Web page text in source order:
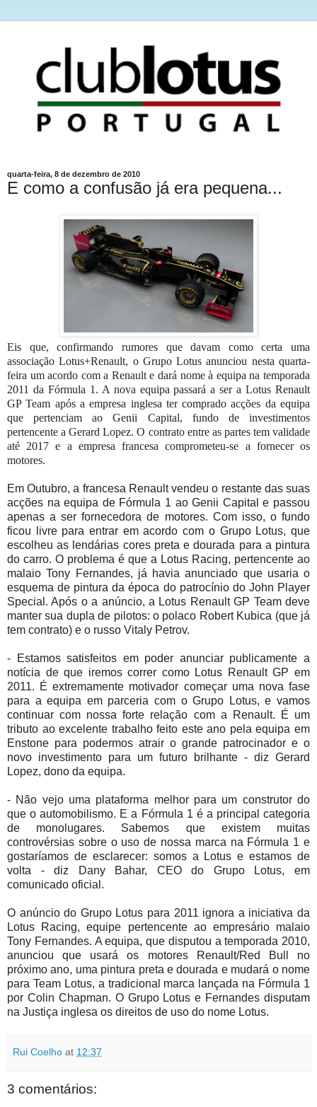
quarta-feira, 8 de dezembro de 2010
E como a confusão já era pequena...
Eis que, confirmando rumores que davam como certa uma
associação Lotus+Renault, o Grupo Lotus anunciou nesta quarta-
feira um acordo com a Renault e dará nome à equipa na temporada
2011 da Fórmula 1. A nova equipa passará a ser a Lotus Renault
GP Team após a empresa inglesa ter comprado acções da equipa
que pertenciam ao Genii Capital, fundo de investimentos
pertencente a Gerard Lopez. O contrato entre as partes tem validade
até 2017 e a empresa francesa comprometeu-se a fornecer os
motores.
Em Outubro, a francesa Renault vendeu o restante das suas
acções na equipa de Fórmula 1 ao Genii Capital e passou
apenas a ser fornecedora de motores. Com isso, o fundo
ficou livre para entrar em acordo com o Grupo Lotus, que
escolheu as lendárias cores preta e dourada para a pintura
do carro. O problema é que a Lotus Racing, pertencente ao
malaio Tony Fernandes, já havia anunciado que usaria o
esquema de pintura da época do patrocínio do John Player
Special. Após o a anúncio, a Lotus Renault GP Team deve
manter sua dupla de pilotos: o polaco Robert Kubica (que já
tem contrato) e o russo Vitaly Petrov.
- Estamos satisfeitos em poder anunciar publicamente a
notícia de que iremos correr como Lotus Renault GP em
2011. É extremamente motivador começar uma nova fase
para a equipa em parceria com o Grupo Lotus, e vamos
continuar com nossa forte relação com a Renault. É um
tributo ao excelente trabalho feito este ano pela equipa em
Enstone para podermos atrair o grande patrocinador e o
novo investimento para um futuro brilhante - diz Gerard
Lopez, dono da equipa.
- Não vejo uma plataforma melhor para um construtor do
que o automobilismo. E a Fórmula 1 é a principal categoria
de monolugares. Sabemos que existem muitas
controvérsias sobre o uso de nossa marca na Fórmula 1 e
gostaríamos de esclarecer: somos a Lotus e estamos de
volta - diz Dany Bahar, CEO do Grupo Lotus, em
comunicado oficial.
O anúncio do Grupo Lotus para 2011 ignora a iniciativa da
Lotus Racing, equipe pertencente ao empresário malaio
Tony Fernandes. A equipa, que disputou a temporada 2010,
anunciou que usará os motores Renault/Red Bull no
próximo ano, uma pintura preta e dourada e mudará o nome
para Team Lotus, a tradicional marca lançada na Fórmula 1
por Colin Chapman. O Grupo Lotus e Fernandes disputam
na Justiça inglesa os direitos de uso do nome Lotus.
Rui Coelho at 12:37
3 comentários: